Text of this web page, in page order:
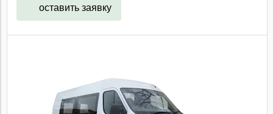
оставить заявку